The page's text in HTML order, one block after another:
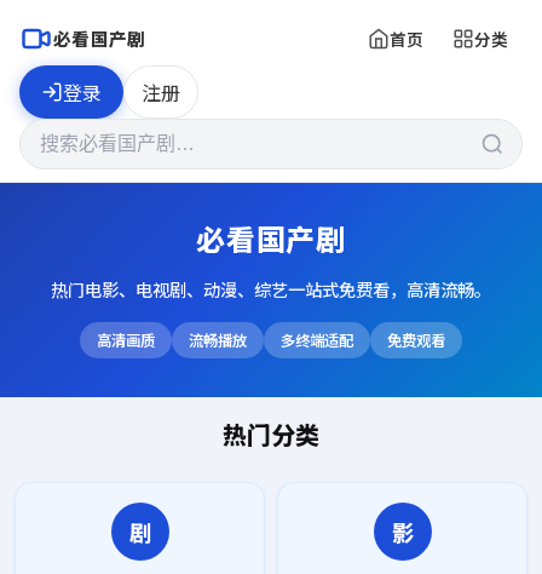
必看国产剧 首页 分类
登录 注册
必看国产剧
热门电影、电视剧、动漫、综艺一站式免费看，高清流畅。
高清画质 流畅播放 多终端适配 免费观看
热门分类
剧 影